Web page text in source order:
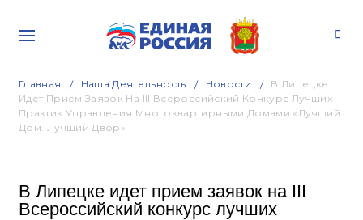
Главная Наша Деятельность Новости
В Липецке
Идет Прием Заявок На III Всероссийский Конкурс Лучших
Практик Управления Многоквартирными Домами «Лучший
Дом. Лучший Двор»
В Липецке идет прием заявок на III
Всероссийский конкурс лучших